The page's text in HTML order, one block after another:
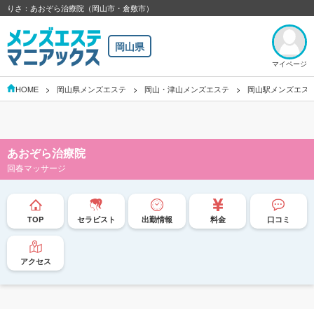
りさ：あおぞら治療院（岡山市・倉敷市）
岡山県
マイページ
HOME 岡山県メンズエステ 岡山・津山メンズエステ 岡山駅メンズエス
あおぞら治療院
回春マッサージ
TOP セラピスト 出勤情報 料金 口コミ
アクセス